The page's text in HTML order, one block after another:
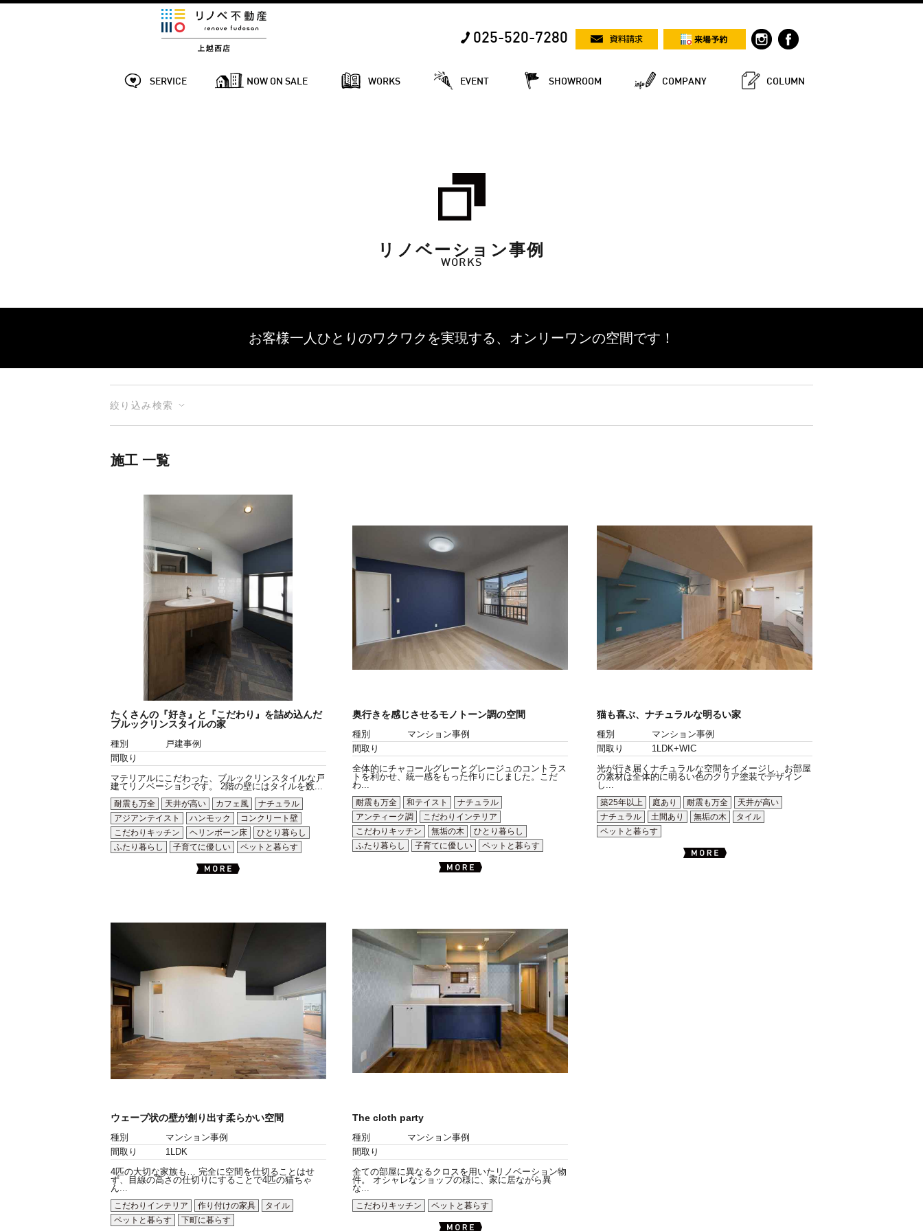
025-520-7280
SERVICE NOW ON SALE WORKS EVENT SHOWROOM COMPANY COLUMN
リノベーション事例
WORKS
お客様一人ひとりのワクワクを実現する、 オンリーワンの空間です！
絞り込み検索
施工 一覧
たくさんの『好き』と『こだわり』を詰め込んだ
ブルックリンスタイルの家
種別
戸建事例
間取り
マテリアルにこだわった、ブルックリンスタイルな戸
建てリノベーションです。 2階の壁にはタイルを数...
耐震も万全
天井が高い カフェ風
ナチュラル
アジアンテイスト
ハンモック
コンクリート壁
こだわりキッチン
ヘリンボーン床
ひとり暮らし
ふたり暮らし
子育てに優しい ペットと暮らす
奥行きを感じさせるモノトーン調の空間
種別
マンション事例
間取り
全体的にチャコールグレーとグレージュのコントラス
トを利かせ、統一感をもった作りにしました。こだ
わ...
耐震も万全
和テイスト
ナチュラル
アンティーク調
こだわりインテリア
こだわりキッチン
無垢の木
ひとり暮らし
ふたり暮らし
子育てに優しい ペットと暮らす
猫も喜ぶ、ナチュラルな明るい家
種別
マンション事例
間取り
1LDK+WIC
光が行き届くナチュラルな空間をイメージし、お部屋
の素材は全体的に明るい色のクリア塗装でデザイン
し...
築25年以上
庭あり 耐震も万全
天井が高い
ナチュラル
土間あり 無垢の木
タイル
ペットと暮らす
ウェーブ状の壁が創り出す柔らかい空間
種別
マンション事例
間取り
1LDK
4匹の大切な家族も… 完全に空間を仕切ることはせ
ず、目線の高さの仕切りにすることで4匹の猫ちゃ
ん...
こだわりインテリア
作り付けの家具
タイル
ペットと暮らす
下町に暮らす
The cloth party
種別
マンション事例
間取り
全ての部屋に異なるクロスを用いたリノベーション物
件。 オシャレなショップの様に、家に居ながら異
な...
こだわりキッチン
ペットと暮らす